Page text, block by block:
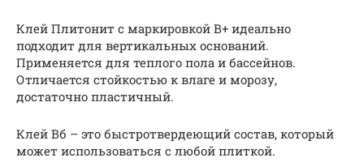
Клей Плитонит с маркировкой В+ идеально
подходит для вертикальных оснований.
Применяется для теплого пола и бассейнов.
Отличается стойкостью к влаге и морозу,
достаточно пластичный.
Клей Вб – это быстротвердеющий состав, который
может использоваться с любой плиткой.